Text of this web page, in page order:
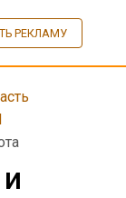
РЕКЛАМУ